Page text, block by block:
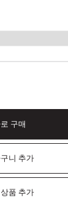
구매
니 추가
품 추가